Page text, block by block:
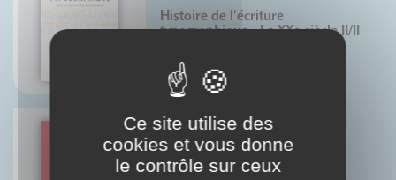
Histoire de l'écriture
typographique - Le XXe siècle II/II
Histoire de l'écriture
typographique - Intégrale
numérique
Ce site utilise des
cookies et vous donne
le contrôle sur ceux